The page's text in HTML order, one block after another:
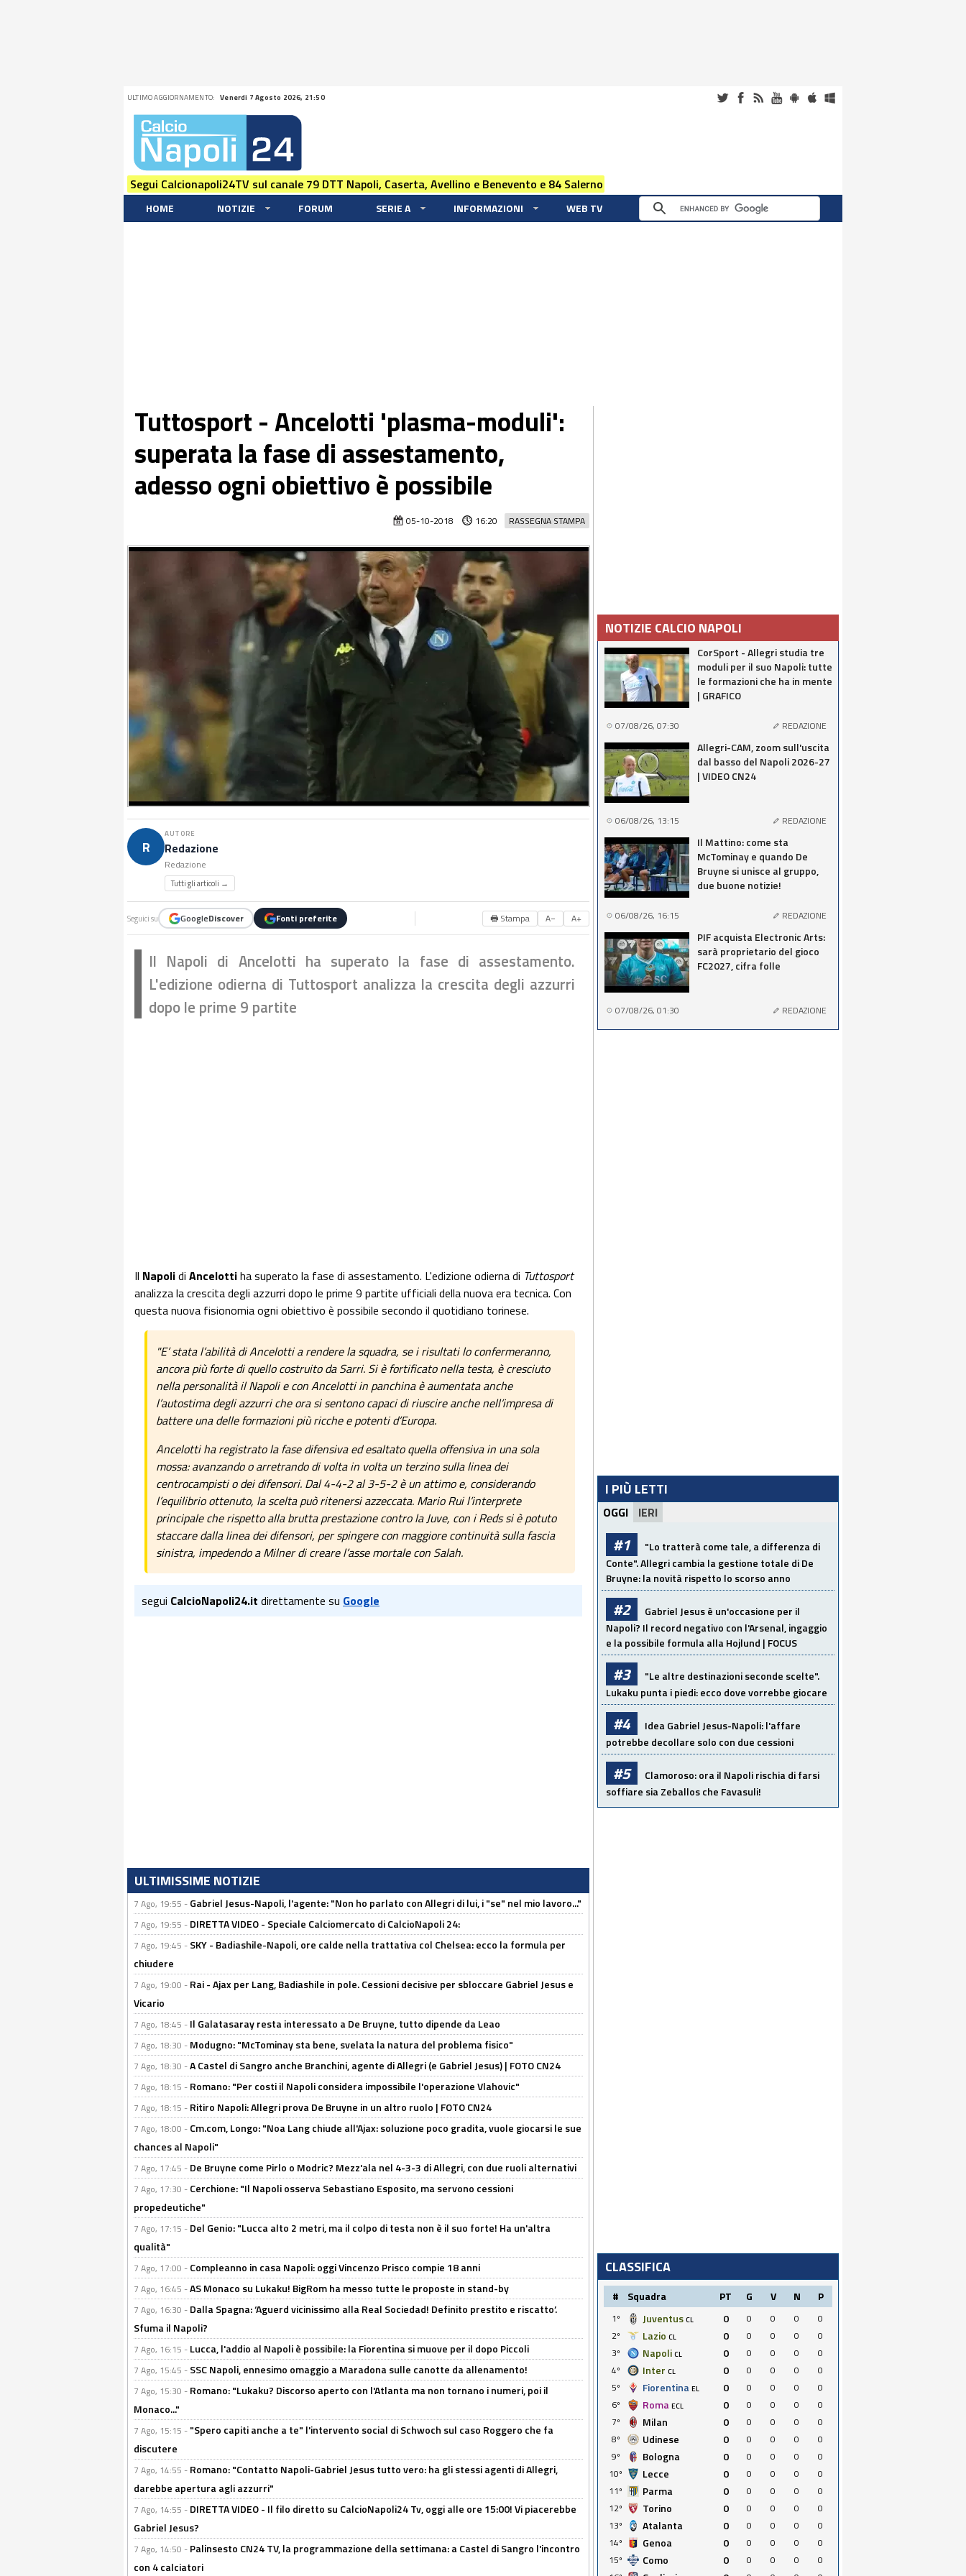
ULTIMO AGGIORNAMENTO: Venerdi 7 Agosto 2026, 21:50
Segui Calcionapoli24TV sul canale 79 DTT Napoli, Caserta, Avellino e Benevento e 84 Salerno
HOME NOTIZIE FORUM SERIE A INFORMAZIONI WEB TV
Tuttosport - Ancelotti 'plasma-moduli':
superata la fase di assestamento,
adesso ogni obiettivo è possibile
RASSEGNA STAMPA
05-10-2018 16:20
R
AUTORE
Redazione
Redazione
Tutti gli articoli →
Seguici su GoogleDiscover Fonti preferite 🖶 Stampa A− A+
Il Napoli di Ancelotti ha superato la fase di assestamento.
L'edizione odierna di Tuttosport analizza la crescita degli azzurri
dopo le prime 9 partite
Il Napolidi Ancelottiha superato la fase di assestamento. L'edizione odierna di Tuttosport
analizza la crescita degli azzurri dopo le prime 9 partite ufficiali della nuova era tecnica. Con
questa nuova fisionomia ogni obiettivo è possibile secondo il quotidiano torinese.
"E’ stata l’abilità di Ancelotti a rendere la squadra, se i risultati lo confermeranno,
ancora più forte di quello costruito da Sarri. Si è fortificato nella testa, è cresciuto
nella personalità il Napoli e con Ancelotti in panchina è aumentata anche
l’autostima degli azzurri che ora si sentono capaci di riuscire anche nell’impresa di
battere una delle formazioni più ricche e potenti d’Europa.
Ancelotti ha registrato la fase difensiva ed esaltato quella offensiva in una sola
mossa: avanzando o arretrando di volta in volta un terzino sulla linea dei
centrocampisti o dei difensori. Dal 4-4-2 al 3-5-2 è un attimo e, considerando
l’equilibrio ottenuto, la scelta può ritenersi azzeccata. Mario Rui l’interprete
principale che rispetto alla brutta prestazione contro la Juve, con i Reds si è potuto
staccare dalla linea dei difensori, per spingere con maggiore continuità sulla fascia
sinistra, impedendo a Milner di creare l’asse mortale con Salah.
segui CalcioNapoli24.it direttamente su Google
ULTIMISSIME NOTIZIE
7 Ago, 19:55 - Gabriel Jesus-Napoli, l'agente: "Non ho parlato con Allegri di lui, i "se" nel mio lavoro..."
7 Ago, 19:55 - DIRETTA VIDEO - Speciale Calciomercato di CalcioNapoli 24:
7 Ago, 19:45 - SKY - Badiashile-Napoli, ore calde nella trattativa col Chelsea: ecco la formula per
chiudere
7 Ago, 19:00 - Rai - Ajax per Lang, Badiashile in pole. Cessioni decisive per sbloccare Gabriel Jesus e
Vicario
7 Ago, 18:45 - Il Galatasaray resta interessato a De Bruyne, tutto dipende da Leao
7 Ago, 18:30 - Modugno: "McTominay sta bene, svelata la natura del problema fisico"
7 Ago, 18:30 -A Castel di Sangro anche Branchini, agente di Allegri (e Gabriel Jesus) | FOTO CN24
7 Ago, 18:15 - Romano: "Per costi il Napoli considera impossibile l'operazione Vlahovic"
7 Ago, 18:15 - Ritiro Napoli: Allegri prova De Bruyne in un altro ruolo | FOTO CN24
7 Ago, 18:00 - Cm.com, Longo: "Noa Lang chiude all'Ajax: soluzione poco gradita, vuole giocarsi le sue
chances al Napoli"
7 Ago, 17:45 - De Bruyne come Pirlo o Modric? Mezz'ala nel 4-3-3 di Allegri, con due ruoli alternativi
7 Ago, 17:30 - Cerchione: "Il Napoli osserva Sebastiano Esposito, ma servono cessioni
propedeutiche"
7 Ago, 17:15 - Del Genio: "Lucca alto 2 metri, ma il colpo di testa non è il suo forte! Ha un'altra
qualità"
7 Ago, 17:00 - Compleanno in casa Napoli: oggi Vincenzo Prisco compie 18 anni
7 Ago, 16:45 -AS Monaco su Lukaku! BigRom ha messo tutte le proposte in stand-by
7 Ago, 16:30 - Dalla Spagna: ‘Aguerd vicinissimo alla Real Sociedad! Definito prestito e riscatto’.
Sfuma il Napoli?
7 Ago, 16:15 - Lucca, l'addio al Napoli è possibile: la Fiorentina si muove per il dopo Piccoli
7 Ago, 15:45 - SSC Napoli, ennesimo omaggio a Maradona sulle canotte da allenamento!
7 Ago, 15:30 - Romano: "Lukaku? Discorso aperto con l'Atlanta ma non tornano i numeri, poi il
Monaco..."
7 Ago, 15:15 - "Spero capiti anche a te" l'intervento social di Schwoch sul caso Roggero che fa
discutere
7 Ago, 14:55 - Romano: "Contatto Napoli-Gabriel Jesus tutto vero: ha gli stessi agenti di Allegri,
darebbe apertura agli azzurri"
7 Ago, 14:55 - DIRETTA VIDEO - Il filo diretto su CalcioNapoli24 Tv, oggi alle ore 15:00! Vi piacerebbe
Gabriel Jesus?
7 Ago, 14:50 - Palinsesto CN24 TV, la programmazione della settimana: a Castel di Sangro l'incontro
con 4 calciatori
NOTIZIE CALCIO NAPOLI
CorSport - Allegri studia tre
moduli per il suo Napoli: tutte
le formazioni che ha in mente
| GRAFICO
07/08/26, 07:30 REDAZIONE
Allegri-CAM, zoom sull'uscita
dal basso del Napoli 2026-27
| VIDEO CN24
06/08/26, 13:15 REDAZIONE
Il Mattino: come sta
McTominay e quando De
Bruyne si unisce al gruppo,
due buone notizie!
06/08/26, 16:15 REDAZIONE
PIF acquista Electronic Arts:
sarà proprietario del gioco
FC2027, cifra folle
07/08/26, 01:30 REDAZIONE
I PIÙ LETTI
OGGI IERI
#1
"Lo tratterà come tale, a differenza di
Conte". Allegri cambia la gestione totale di De
Bruyne: la novità rispetto lo scorso anno
#2
Gabriel Jesus è un'occasione per il
Napoli? Il record negativo con l'Arsenal, ingaggio
e la possibile formula alla Hojlund | FOCUS
#3
"Le altre destinazioni seconde scelte".
Lukaku punta i piedi: ecco dove vorrebbe giocare
#4
Idea Gabriel Jesus-Napoli: l'affare
potrebbe decollare solo con due cessioni
#5
Clamoroso: ora il Napoli rischia di farsi
soffiare sia Zeballos che Favasuli!
CLASSIFICA
# Squadra PT G V N P
1º Juventus CL 0 0 0 0
0
2º
Lazio CL 0 0 0 0
0
3º
Napoli CL 0 0 0 0
0
4º
Inter CL 0 0 0 0
0
5º
Fiorentina EL 0 0 0 0
0
6º
Roma ECL 0 0 0 0
0
7º
Milan 0 0 0 0
0
8º
Udinese 0 0 0 0
0
9º
Bologna 0 0 0 0
0
10º
Lecce 0 0 0 0
0
11º
Parma 0 0 0 0
0
12º
Torino 0 0 0 0
0
13º
Atalanta 0 0 0 0
0
14º
Genoa 0 0 0 0
0
15º
Como 0 0 0 0
0